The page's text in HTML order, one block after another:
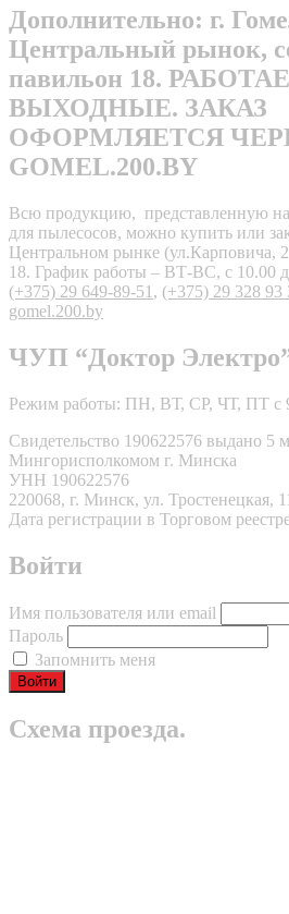
Дополнительно: г.
Центральный рынок,
павильон 18.
ВЫХОДНЫЕ. ЗАКАЗ
ОФОРМЛЯЕТСЯ
GOMEL.200.BY
Всю продукцию, представленную на
для пылесосов, можно купить или
Центральном рынке (ул.Карповича,
18. График работы – ВТ-ВС, с 10.00
(+375) 29 649-89-51 , (+375) 29 328 93
gomel.200.by
ЧУП “Доктор
Режим работы: ПН, ВТ, СР, ЧТ, ПТ с
Свидетельство 190622576 выдано 5
Мингорисполкомом г. Минска
УНН 190622576
220068, г. Минск, ул. Тростенецкая,
Дата регистрации в Торговом
Войти
Имя пользователя или email
Пароль
Запомнить меня
Схема проезда.